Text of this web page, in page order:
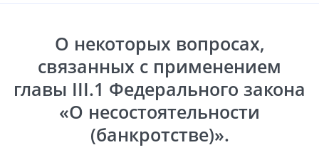
О некоторых вопросах,
связанных с применением
главы III.1 Федерального закона
«О несостоятельности
(банкротстве)».